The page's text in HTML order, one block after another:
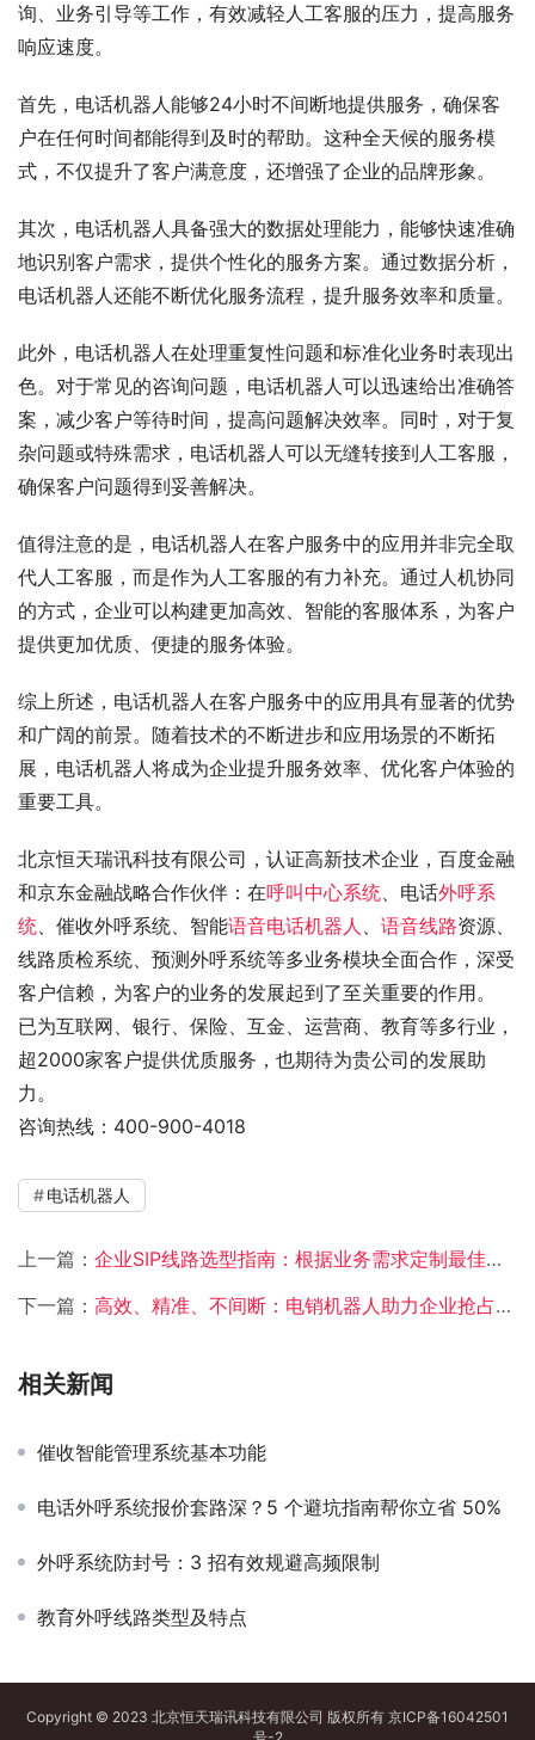
询、业务引导等工作，有效减轻人工客服的压力，提高服务
响应速度。
首先，电话机器人能够24小时不间断地提供服务，确保客
户在任何时间都能得到及时的帮助。这种全天候的服务模
式，不仅提升了客户满意度，还增强了企业的品牌形象。
其次，电话机器人具备强大的数据处理能力，能够快速准确
地识别客户需求，提供个性化的服务方案。通过数据分析，
电话机器人还能不断优化服务流程，提升服务效率和质量。
此外，电话机器人在处理重复性问题和标准化业务时表现出
色。对于常见的咨询问题，电话机器人可以迅速给出准确答
案，减少客户等待时间，提高问题解决效率。同时，对于复
杂问题或特殊需求，电话机器人可以无缝转接到人工客服，
确保客户问题得到妥善解决。
值得注意的是，电话机器人在客户服务中的应用并非完全取
代人工客服，而是作为人工客服的有力补充。通过人机协同
的方式，企业可以构建更加高效、智能的客服体系，为客户
提供更加优质、便捷的服务体验。
综上所述，电话机器人在客户服务中的应用具有显著的优势
和广阔的前景。随着技术的不断进步和应用场景的不断拓
展，电话机器人将成为企业提升服务效率、优化客户体验的
重要工具。
北京恒天瑞讯科技有限公司，认证高新技术企业，百度金融
和京东金融战略合作伙伴：在呼叫中心系统、电话外呼系
统、催收外呼系统、智能语音电话机器人 、 语音线路资源、
线路质检系统、预测外呼系统等多业务模块全面合作，深受
客户信赖，为客户的业务的发展起到了至关重要的作用。
已为互联网、银行、保险、互金、运营商、教育等多行业，
超2000家客户提供优质服务，也期待为贵公司的发展助
力。
咨询热线：400-900-4018
电话机器人
上一篇： 企业SIP线路选型指南：根据业务需求定制最佳方案
下一篇： 高效、精准、不间断：电销机器人助力企业抢占市场先机
相关新闻
催收智能管理系统基本功能
电话外呼系统报价套路深？5 个避坑指南帮你立省 50%
外呼系统防封号：3 招有效规避高频限制
教育外呼线路类型及特点
Copyright © 2023 北京恒天瑞讯科技有限公司 版权所有 京ICP备16042501